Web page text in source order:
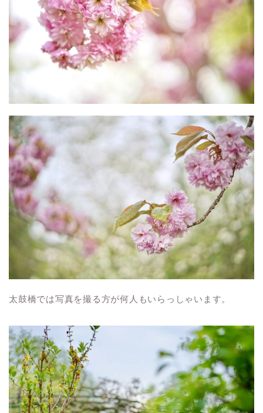
太鼓橋では写真を撮る方が何人もいらっしゃいます。